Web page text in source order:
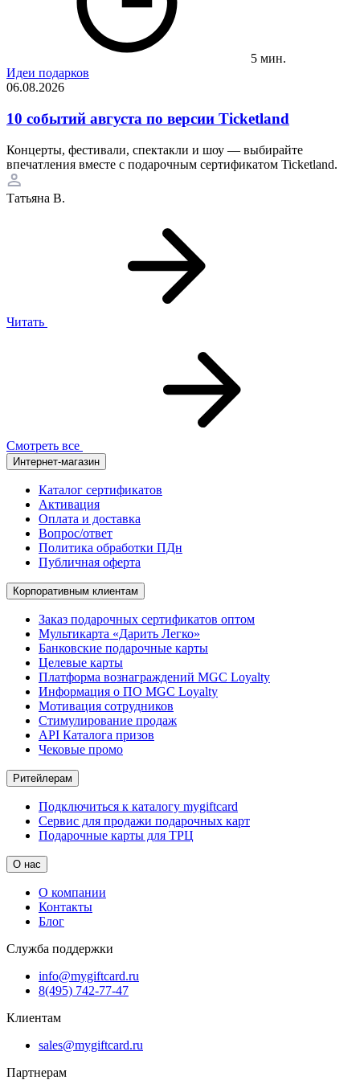
5 мин.
Идеи подарков
06.08.2026
10 событий августа по версии Ticketland
Концерты, фестивали, спектакли и шоу — выбирайте
впечатления вместе с подарочным сертификатом Ticketland.
Татьяна В.
Читать
Смотреть все
Интернет-магазин
Каталог сертификатов
Активация
Оплата и доставка
Вопрос/ответ
Политика обработки ПДн
Публичная оферта
Корпоративным клиентам
Заказ подарочных сертификатов оптом
Мультикарта «Дарить Легко»
Банковские подарочные карты
Целевые карты
Платформа вознаграждений MGC Loyalty
Информация о ПО MGC Loyalty
Мотивация сотрудников
Стимулирование продаж
API Каталога призов
Чековые промо
Ритейлерам
Подключиться к каталогу mygiftcard
Сервис для продажи подарочных карт
Подарочные карты для ТРЦ
О нас
О компании
Контакты
Блог
Служба поддержки
info@mygiftcard.ru
8(495) 742-77-47
Клиентам
sales@mygiftcard.ru
Партнерам